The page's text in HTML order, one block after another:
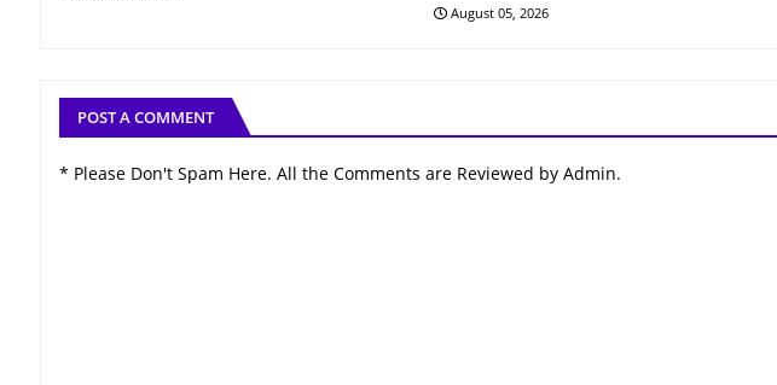
August 05, 2026
POST A COMMENT
* Please Don't Spam Here. All the Comments are Reviewed by Admin.